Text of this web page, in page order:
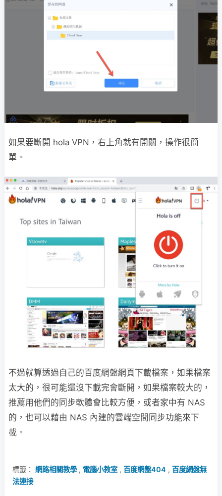
如果要斷開 hola VPN，右上角就有開關，操作很簡
單。
不過就算透過自己的百度網盤網頁下載檔案，如果檔案
太大的，很可能還沒下載完會斷開，如果檔案較大的，
推薦用他們的同步軟體會比較方便，或者家中有 NAS
的，也可以藉由 NAS 內建的雲端空間同步功能來下
載。
標籤： 網路相關教學, 電腦小教室 , 百度網盤404 , 百度網盤無
法連接